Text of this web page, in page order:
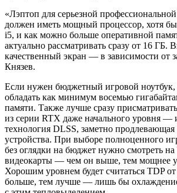
«Лэптоп для серьезной
должен иметь мощный процессор, хотя
i5, и как можно больше оперативной
актуально рассматривать сразу от 16 ГБ.
качественный экран — в зависимости от
Князев.
Если нужен бюджетный игровой ноутбук,
обладать как минимум восемью
памяти. Также лучше сразу
из серии RTX даже начального уровня —
технология DLSS, заметно
устройства. При выборе полноценного
без оглядки на бюджет нужно смотреть
видеокарты — чем он выше, тем мощнее
Хорошим уровнем будет считаться TDP
больше, тем лучше — лишь бы